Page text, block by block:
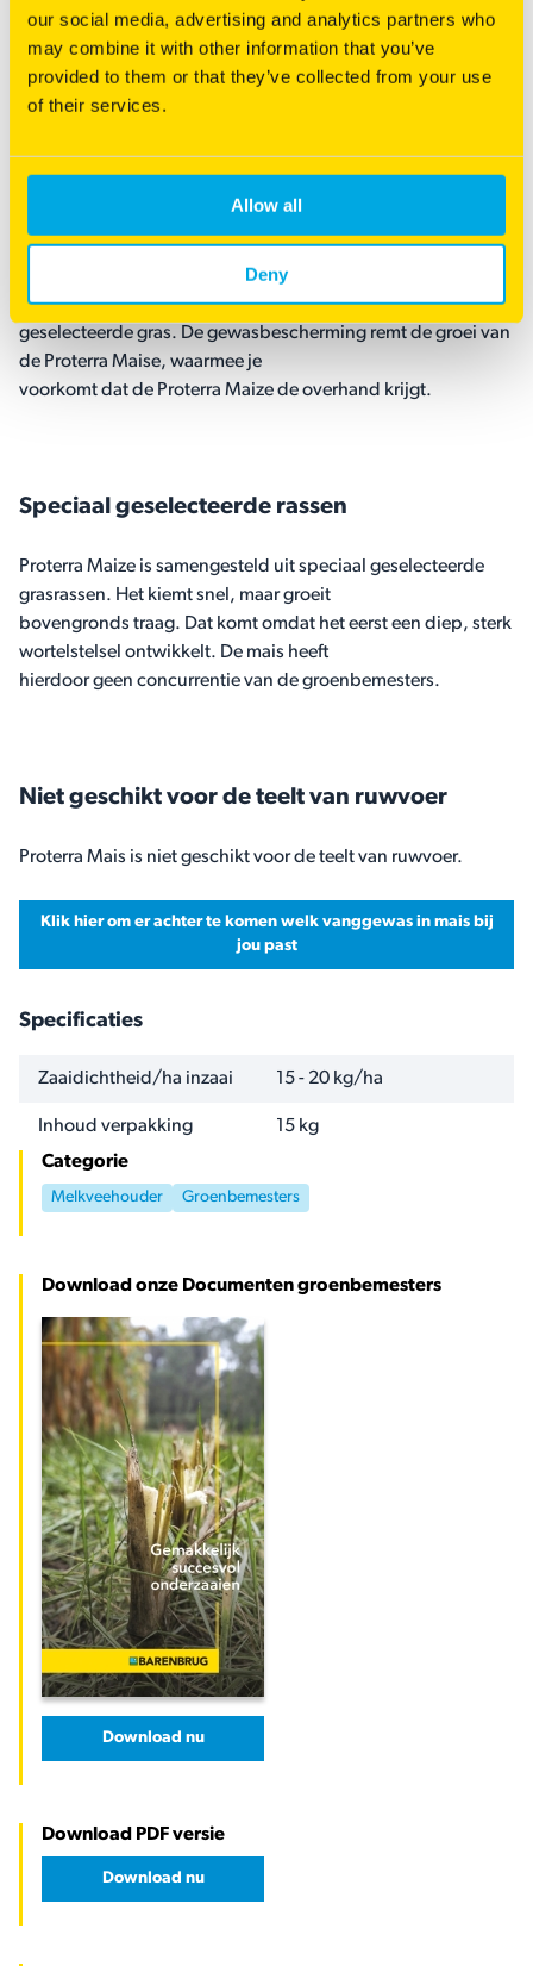
our social media, advertising and analytics partners who
may combine it with other information that you’ve
provided to them or that they’ve collected from your use
of their services.
Allow all
Deny
Gebruik gewasbescherming
Gewasbescherming is belangrijk als je veel mais van hoge
overleven deze gewasbescherming niet. Wageningen
getest als meest tolerant tegen
gewasbescherming. Dit komt door de harde en fijne
bladstructuur en de sterke beworteling van het
geselecteerde gras. De gewasbescherming remt de groei van
de Proterra Maise, waarmee je
voorkomt dat de Proterra Maize de overhand krijgt.
Speciaal geselecteerde rassen
Proterra Maize is samengesteld uit speciaal geselecteerde
grasrassen. Het kiemt snel, maar groeit
bovengronds traag. Dat komt omdat het eerst een diep, sterk
wortelstelsel ontwikkelt. De mais heeft
hierdoor geen concurrentie van de groenbemesters.
Niet geschikt voor de teelt van ruwvoer
Proterra Mais is niet geschikt voor de teelt van ruwvoer.
Klik hier om er achter te komen welk vanggewas in mais bij
jou past
Specificaties
NAAM WAARDE
Zaaidichtheid/ha inzaai 15 - 20 kg/ha
Inhoud verpakking
15 kg
Categorie
Melkveehouder Groenbemesters
Download onze Documenten groenbemesters
Download nu
Download PDF versie
Download nu